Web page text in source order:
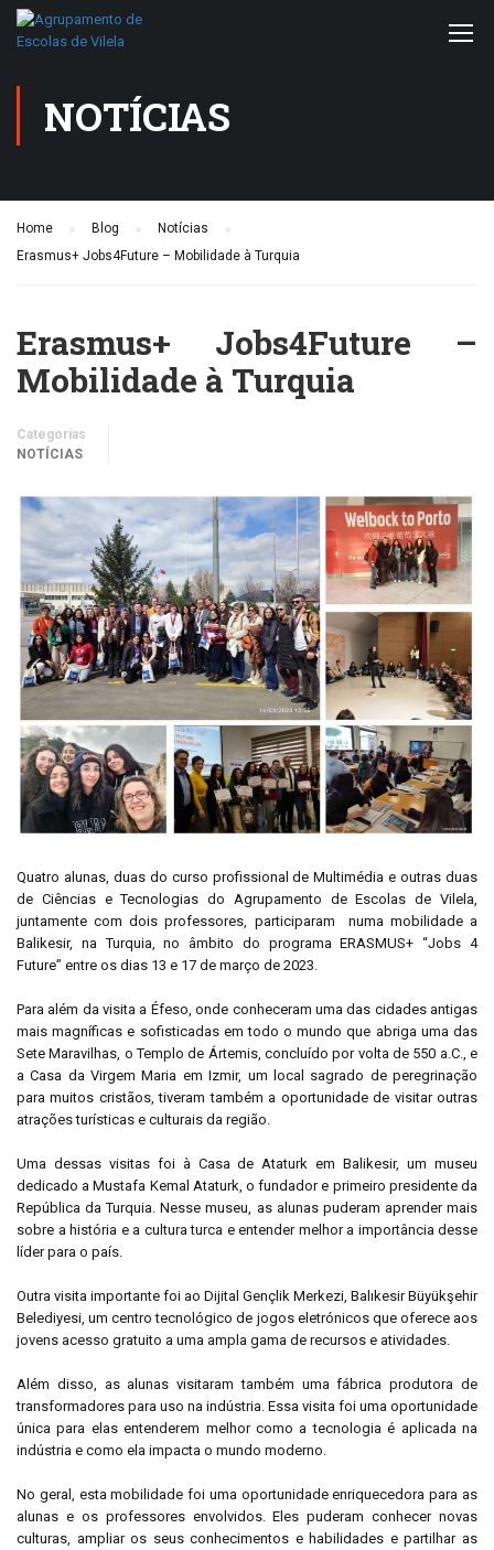
NOTÍCIAS
Home Blog
Notícias
Erasmus+ Jobs4Future – Mobilidade à Turquia
Erasmus+ Jobs4Future –
Mobilidade à Turquia
Categorias
NOTÍCIAS
Quatro alunas, duas do curso profissional de Multimédia e outras duas
de Ciências e Tecnologias do Agrupamento de Escolas de Vilela,
juntamente com dois professores, participaram numa mobilidade a
Balikesir, na Turquia, no âmbito do programa ERASMUS+ “Jobs 4
Future” entre os dias 13 e 17 de março de 2023.
Para além da visita a Éfeso, onde conheceram uma das cidades antigas
mais magníficas e sofisticadas em todo o mundo que abriga uma das
Sete Maravilhas, o Templo de Ártemis, concluído por volta de 550 a.C., e
a Casa da Virgem Maria em Izmir, um local sagrado de peregrinação
para muitos cristãos, tiveram também a oportunidade de visitar outras
atrações turísticas e culturais da região.
Uma dessas visitas foi à Casa de Ataturk em Balikesir, um museu
dedicado a Mustafa Kemal Ataturk, o fundador e primeiro presidente da
República da Turquia. Nesse museu, as alunas puderam aprender mais
sobre a história e a cultura turca e entender melhor a importância desse
líder para o país.
Outra visita importante foi ao Dijital Gençlik Merkezi, Balıkesir Büyükşehir
Belediyesi, um centro tecnológico de jogos eletrónicos que oferece aos
jovens acesso gratuito a uma ampla gama de recursos e atividades.
Além disso, as alunas visitaram também uma fábrica produtora de
transformadores para uso na indústria. Essa visita foi uma oportunidade
única para elas entenderem melhor como a tecnologia é aplicada na
indústria e como ela impacta o mundo moderno.
No geral, esta mobilidade foi uma oportunidade enriquecedora para as
alunas e os professores envolvidos. Eles puderam conhecer novas
culturas, ampliar os seus conhecimentos e habilidades e partilhar as